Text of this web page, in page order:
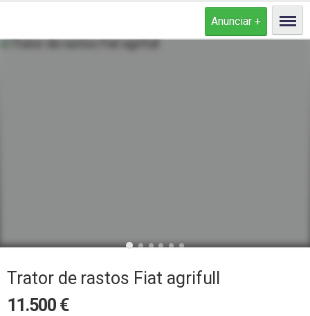
Trator de rastos Fiat agrifull
11.500 €